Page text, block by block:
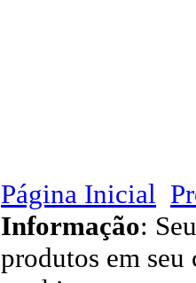
Página Inicial
Informação:
produtos em